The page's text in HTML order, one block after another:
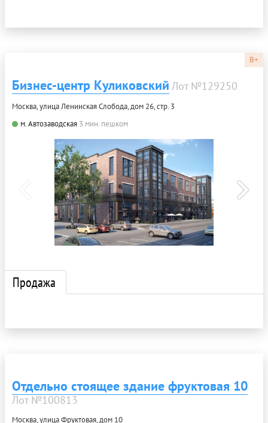
B+
Бизнес-центр Куликовский Лот №129250
Москва, улица Ленинская Слобода, дом 26, стр. 3
м. Автозаводская 3 мин. пешком
Продажа
Отдельно стоящее здание фруктовая 10
Лот №100813
Москва, улица Фруктовая, дом 10